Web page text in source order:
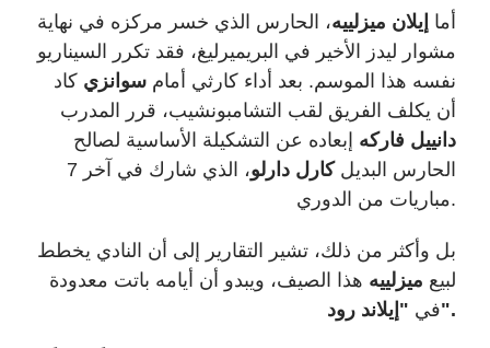
أما إيلان ميزلييه، الحارس الذي خسر مركزه في نهاية
مشوار ليدز الأخير في البريميرليغ، فقد تكرر السيناريو
نفسه هذا الموسم. بعد أداء كارثي أمام سوانزي كاد
أن يكلف الفريق لقب التشامبونشيب، قرر المدرب
دانييل فاركه إبعاده عن التشكيلة الأساسية لصالح
الحارس البديلكارل دارلو
، الذي شارك في آخر 7
مباريات من الدوري.
بل وأكثر من ذلك، تشير التقارير إلى أن النادي يخطط
لبيع ميزلييه هذا الصيف، ويبدو أن أيامه باتت معدودة
في "إيلاند رود ".